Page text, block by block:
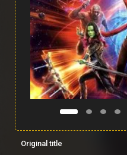
Original title